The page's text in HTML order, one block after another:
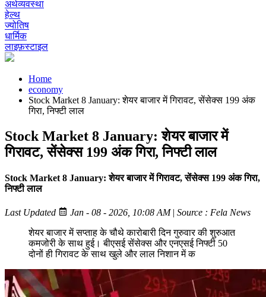
अर्थव्यवस्था
हेल्थ
ज्योतिष
धार्मिक
लाइफ़स्टाइल
Home
economy
Stock Market 8 January: शेयर बाजार में गिरावट, सेंसेक्स 199 अंक
गिरा, निफ्टी लाल
Stock Market 8 January: शेयर बाजार में
गिरावट, सेंसेक्स 199 अंक गिरा, निफ्टी लाल
Stock Market 8 January: शेयर बाजार में गिरावट, सेंसेक्स 199 अंक गिरा,
निफ्टी लाल
Last Updated Jan - 08 - 2026, 10:08 AM| Source : Fela News
शेयर बाजार में सप्ताह के चौथे कारोबारी दिन गुरुवार की शुरुआत
कमजोरी के साथ हुई। बीएसई सेंसेक्स और एनएसई निफ्टी 50
दोनों ही गिरावट के साथ खुले और लाल निशान में क